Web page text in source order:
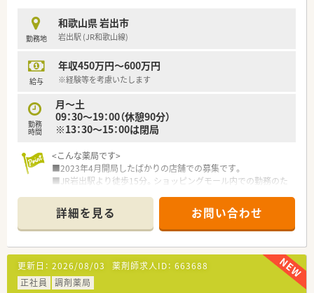
勤務地
和歌山県 岩出市
岩出駅 (JR和歌山線)
給与
年収450万円～600万円
※経験等を考慮いたします
勤務
時間
月～土
09：30～19：00（休憩90分）
※13：30～15：00は閉局
<こんな薬局です>
■2023年4月開局したばかりの店舗での募集です。
■JR岩出駅より徒歩15分。ショッピングモール内での勤務のた
■広域処方箋の対応を行っています。枚数は1日40枚程度と比較
的落ち着いています。
■薬剤師4名在籍。常勤でご勤務頂ける方を募集しています。
■勤務の際は1人薬剤師でのご対応がメインとなります。
■休憩時間は13：30～15：00が基本。
閉局していますのでしっかりお休みをとって頂くことが可能
です。
詳細を見る お問い合わせ
更新日： 2026/08/03 薬剤師求人ID： 663688
正社員
調剤薬局